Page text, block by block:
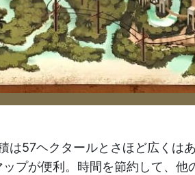
は57ヘクタールとさほど広くは
プが便利。時間を節約して、他